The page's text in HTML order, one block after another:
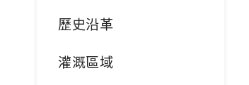
歷史沿革
灌溉區域